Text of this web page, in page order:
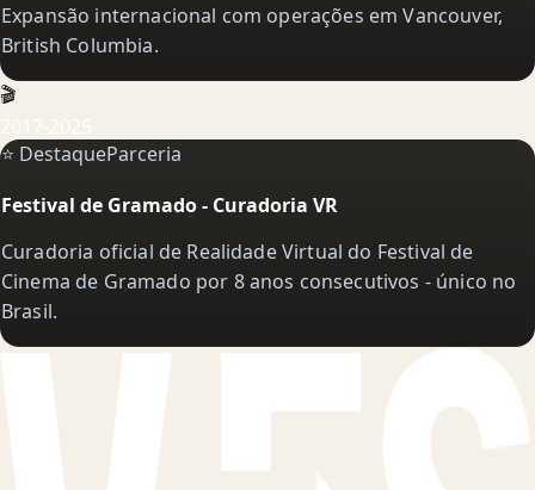
Expansão internacional com operações em Vancouver,
British Columbia.
🎬
⭐ DestaqueParceria
Festival de Gramado - Curadoria VR
Curadoria oficial de Realidade Virtual do Festival de
Cinema de Gramado por 8 anos consecutivos - único no
Brasil.